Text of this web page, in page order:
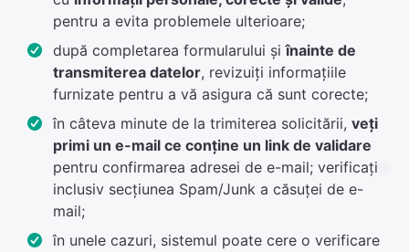
pentru a evita problemele ulterioare;
după completarea formularului șiînainte de
transmiterea datelor, revizuiți informațiile
furnizate pentru a vă asigura că sunt corecte;
în câteva minute de la trimiterea solicitării, veți
primi un e-mail ce conține un link de validare
pentru confirmarea adresei de e-mail; verificați
inclusiv secțiunea Spam/Junk a căsuței de e-
mail;
în unele cazuri, sistemul poate cere o verificare